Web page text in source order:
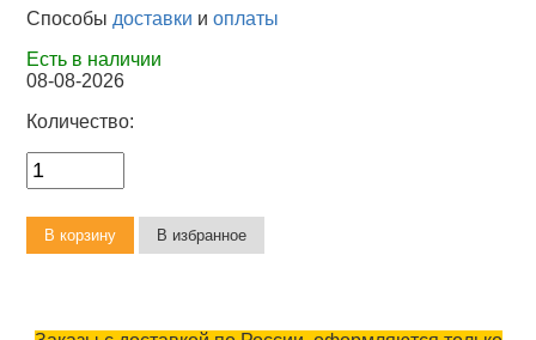
Способы доставки иоплаты
Есть в наличии
08-08-2026
Количество: